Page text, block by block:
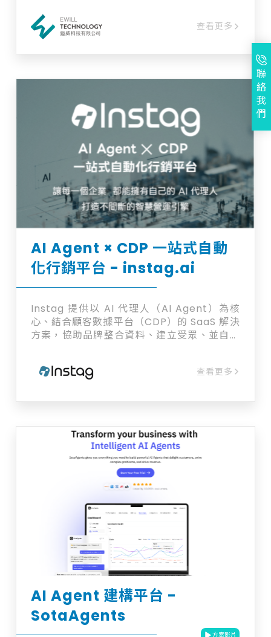
與任務自動化能力，協助企業實現數據洞察、
營運優化與智慧升級。
查看更多
AI Agent × CDP 一站式自動
化行銷平台 - instag.ai
Instag 提供以 AI 代理人（AI Agent）為核
心、結合顧客數據平台（CDP）的 SaaS 解決
方案，協助品牌整合資料、建立受眾、並自動
建立第一方資料資產 - 建立 360° 受眾輪廓，
息推播 - 智慧條件判斷：支援內外部數據偵測
條件 - 全流程自動化：從資料整合 → 條件設
定 → 任務執行 → 成效回報，一站式完成 想
要進一步了解方案內容嗎? 歡迎加入詢問車與
查看更多
AI Agent 建構平台 -
SotaAgents
方案影片
聯
絡
我
們